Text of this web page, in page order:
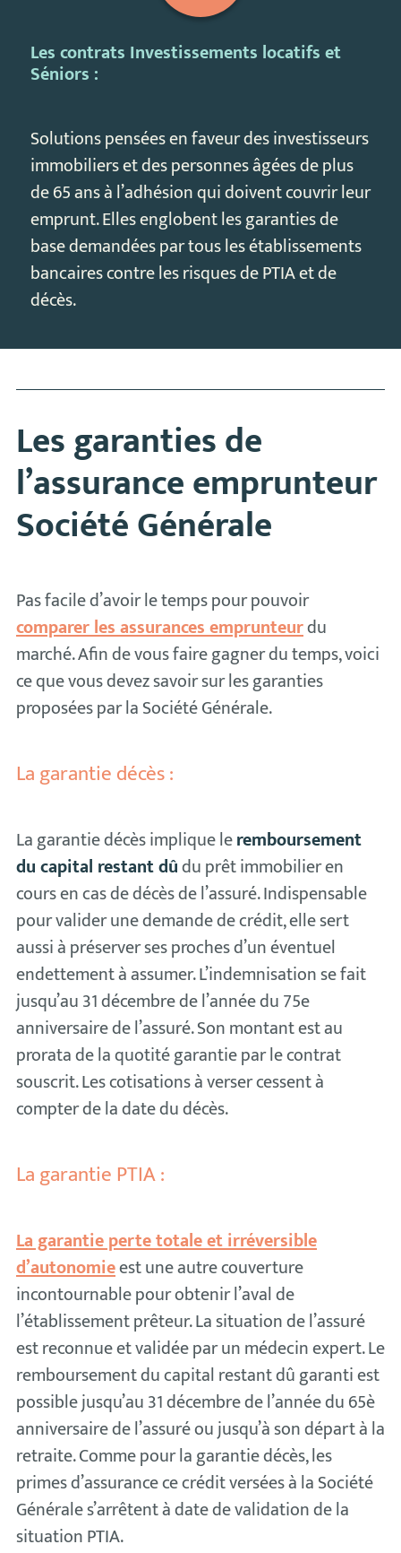
Les contrats Investissements locatifs et
Séniors :
Solutions pensées en faveur des investisseurs
immobiliers et des personnes âgées de plus
de 65 ans à l’adhésion qui doivent couvrir leur
emprunt. Elles englobent les garanties de
base demandées par tous les établissements
bancaires contre les risques de PTIA et de
décès.
Les garanties de
l’assurance emprunteur
Société Générale
Pas facile d’avoir le temps pour pouvoir
comparer les assurances emprunteurdu
marché. Afin de vous faire gagner du temps, voici
ce que vous devez savoir sur les garanties
proposées par la Société Générale.
La garantie décès :
La garantie décès implique leremboursement
du capital restant dûdu prêt immobilier en
cours en cas de décès de l’assuré. Indispensable
pour valider une demande de crédit, elle sert
aussi à préserver ses proches d’un éventuel
endettement à assumer. L’indemnisation se fait
jusqu’au 31 décembre de l’année du 75e
anniversaire de l’assuré. Son montant est au
prorata de la quotité garantie par le contrat
souscrit. Les cotisations à verser cessent à
compter de la date du décès.
La garantie PTIA :
La garantie perte totale et irréversible
d’autonomieest une autre couverture
incontournable pour obtenir l’aval de
l’établissement prêteur. La situation de l’assuré
est reconnue et validée par un médecin expert. Le
remboursement du capital restant dû garanti est
possible jusqu’au 31 décembre de l’année du 65è
anniversaire de l’assuré ou jusqu’à son départ à la
retraite. Comme pour la garantie décès, les
primes d’assurance ce crédit versées à la Société
Générale s’arrêtent à date de validation de la
situation PTIA.